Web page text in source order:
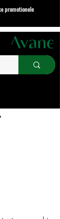
promotionele